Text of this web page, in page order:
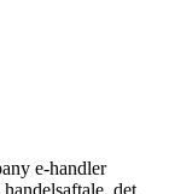
e-handler
det